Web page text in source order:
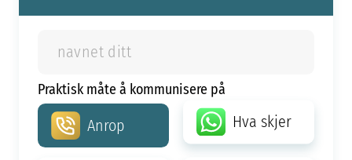
Praktisk måte å kommunisere på
Anrop Hva skjer